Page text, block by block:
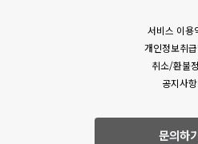
서비스 이용
개인정보취
취소/환불
공지사항
문의하